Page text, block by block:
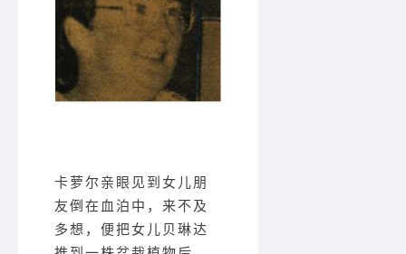
卡萝尔亲眼见到女儿朋
友倒在血泊中，来不及
多想，便把女儿贝琳达